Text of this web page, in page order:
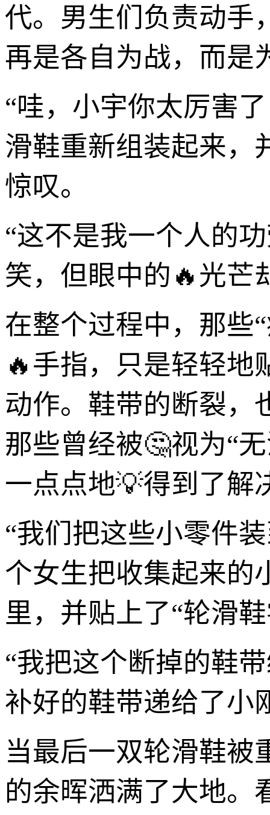
代。男生们负责动手
再是各自为战，而是
“哇，小宇你太厉害
滑鞋重新组装起来，
惊叹。
“这不是我一个人的
笑，但眼中的🔥光芒
在整个过程中，那些
🔥手指，只是轻轻地
动作。鞋带的断裂，
那些曾经被🤔视为“
一点点地💡得到了解
“我们把这些小零件
个女生把收集起来的
里，并贴上了“轮滑
“我把这个断掉的鞋
补好的鞋带递给了小
当最后一双轮滑鞋被
的余晖洒满了大地。